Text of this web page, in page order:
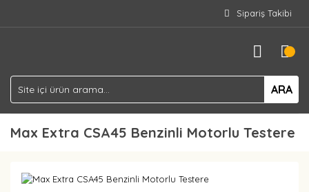
Sipariş Takibi
ARA
Max Extra CSA45 Benzinli Motorlu Testere